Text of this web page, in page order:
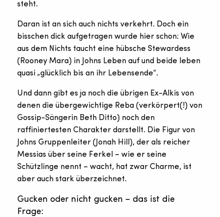
steht.
Daran ist an sich auch nichts verkehrt. Doch ein
bisschen dick aufgetragen wurde hier schon: Wie
aus dem Nichts taucht eine hübsche Stewardess
(Rooney Mara) in Johns Leben auf und beide leben
quasi „glücklich bis an ihr Lebensende“.
Und dann gibt es ja noch die übrigen Ex-Alkis von
denen die übergewichtige Reba (verkörpert(!) von
Gossip-Sängerin Beth Ditto) noch den
raffiniertesten Charakter darstellt. Die Figur von
Johns Gruppenleiter (Jonah Hill), der als reicher
Messias über seine Ferkel – wie er seine
Schützlinge nennt – wacht, hat zwar Charme, ist
aber auch stark überzeichnet.
Gucken oder nicht gucken – das ist die
Frage: